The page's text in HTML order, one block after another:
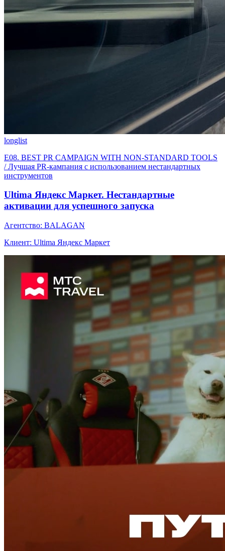
longlist
E08. BEST PR CAMPAIGN WITH NON-STANDARD TOOLS
/ Лучшая PR-кампания с использованием нестандартных
инструментов
Ultima Яндекс Маркет. Нестандартные
активации для успешного запуска
Агентство: BALAGAN
Клиент: Ultima Яндекс Маркет